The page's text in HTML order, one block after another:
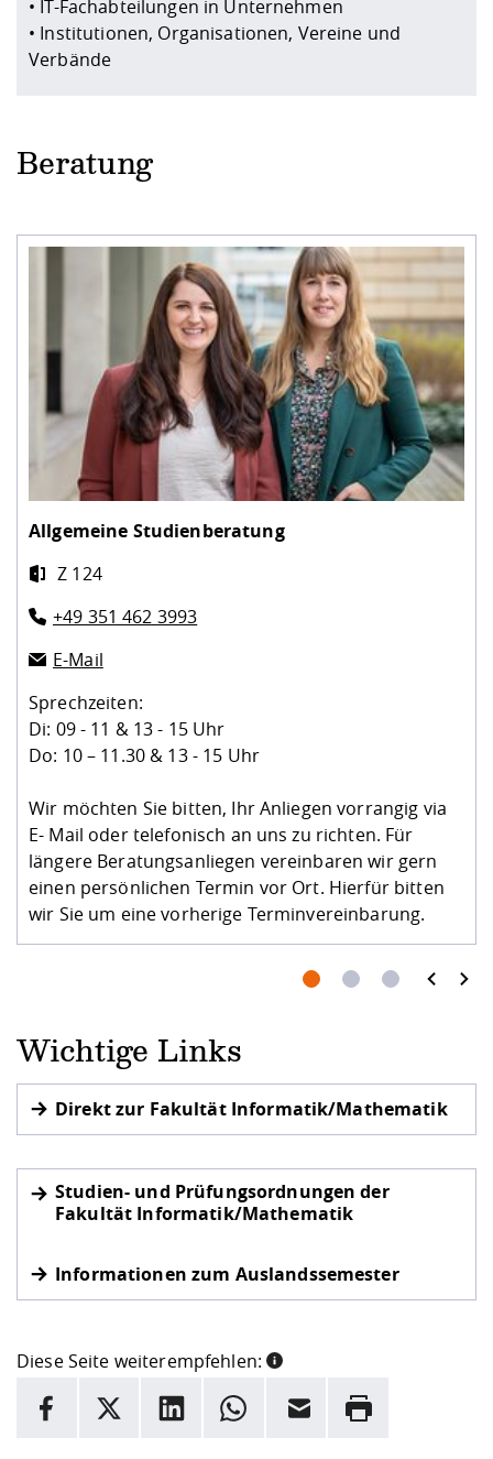
• IT-Fachabteilungen in Unternehmen
• Institutionen, Organisationen, Vereine und
Verbände
Beratung
Allgemeine Studienberatung
Z 124
+49 351 462 3993
E-Mail
Sprechzeiten:
Di: 09 - 11 & 13 - 15 Uhr
Do: 10 – 11.30 & 13 - 15 Uhr
Wir möchten Sie bitten, Ihr Anliegen vorrangig via
E- Mail oder telefonisch an uns zu richten. Für
längere Beratungsanliegen vereinbaren wir gern
einen persönlichen Termin vor Ort. Hierfür bitten
wir Sie um eine vorherige Terminvereinbarung.
prev next
Wichtige Links
Direkt zur Fakultät Informatik/Mathematik
Studien- und Prüfungsordnungen der
Fakultät Informatik/Mathematik
Informationen zum Auslandssemester
Diese Seite weiterempfehlen:
INFORMATION
Hier stehen weitere Informationen und ein Link zur
Facebook
X LinkedInWhatsappE-Mail Drucken